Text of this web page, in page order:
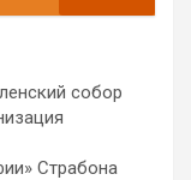
собор
Страбона